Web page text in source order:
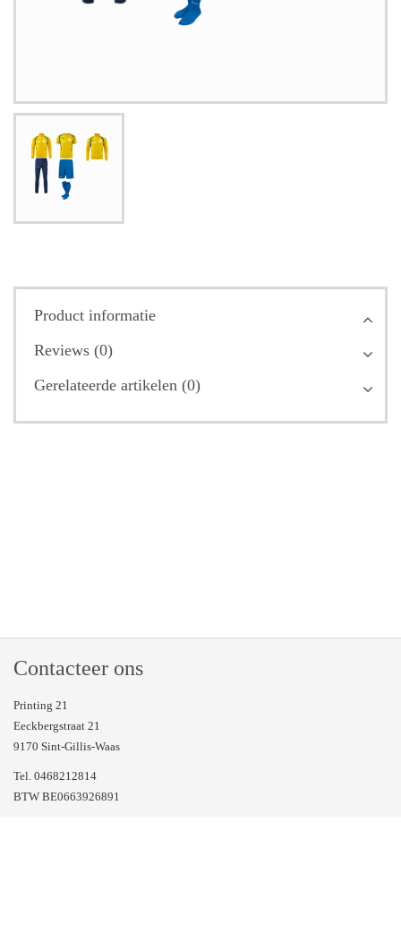
Product informatie
Reviews (0)
Gerelateerde artikelen (0)
Contacteer ons
Printing 21
Eeckbergstraat 21
9170 Sint-Gillis-Waas
Tel. 0468212814
BTW BE0663926891